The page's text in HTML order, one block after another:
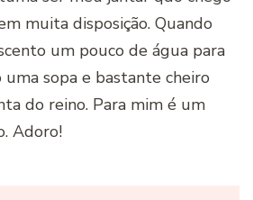
muita disposição. Quando
um pouco de água para
sopa e bastante cheiro
do reino. Para mim é um
Adoro!